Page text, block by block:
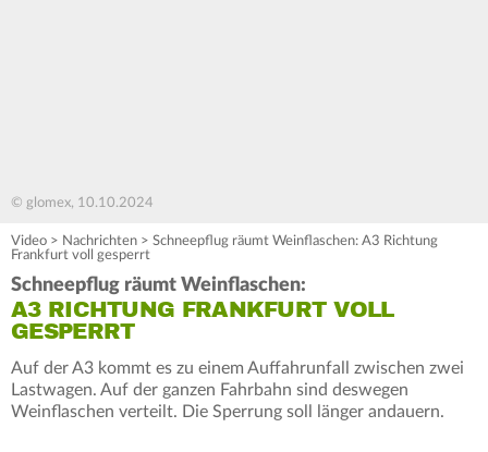
© glomex, 10.10.2024
Video > Nachrichten > Schneepflug räumt Weinflaschen: A3 Richtung
Frankfurt voll gesperrt
Schneepflug räumt Weinflaschen:
A3 RICHTUNG FRANKFURT VOLL
GESPERRT
Auf der A3 kommt es zu einem Auffahrunfall zwischen zwei
Lastwagen. Auf der ganzen Fahrbahn sind deswegen
Weinflaschen verteilt. Die Sperrung soll länger andauern.